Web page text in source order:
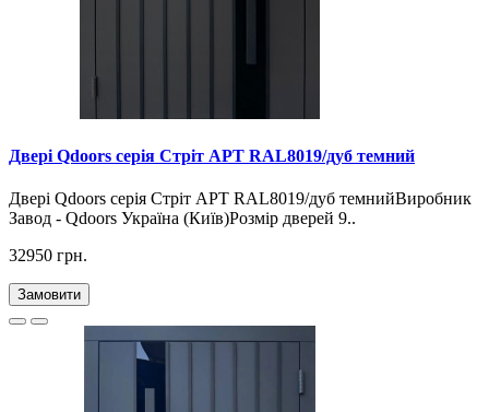
Двері Qdoors серія Стріт АРТ RAL8019/дуб темний
Двері Qdoors серія Стріт АРТ RAL8019/дуб темнийВиробник
Завод - Qdoors Україна (Київ)Розмір дверей 9..
32950 грн.
Замовити